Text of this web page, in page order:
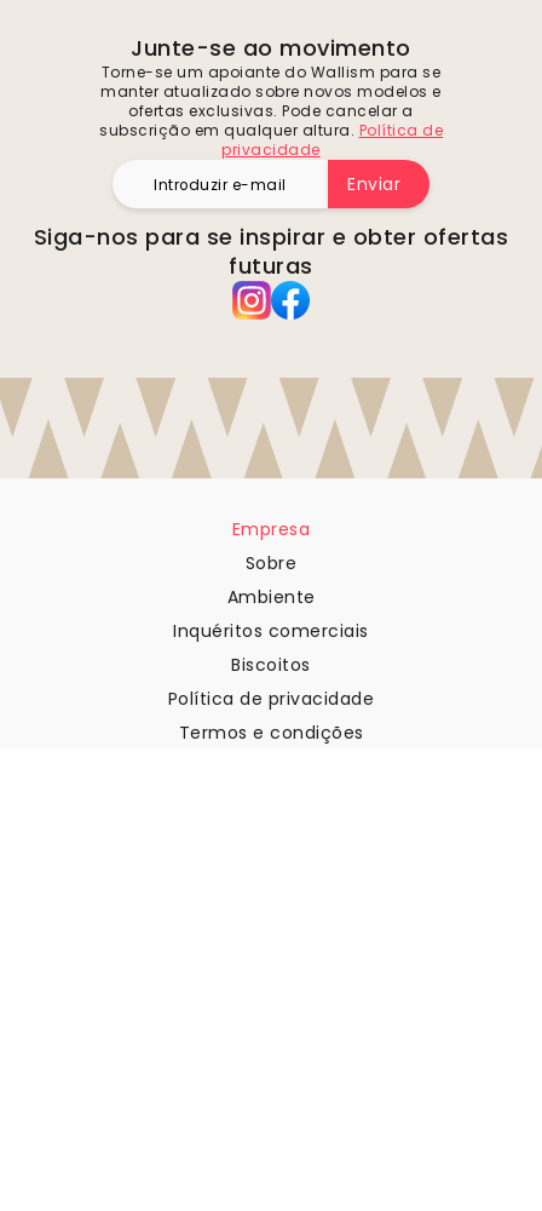
Junte-se ao movimento
Torne-se um apoiante do Wallism para se
manter atualizado sobre novos modelos e
ofertas exclusivas. Pode cancelar a
subscrição em qualquer altura. Política de
privacidade
Enviar
Siga-nos para se inspirar e obter ofertas
futuras
Empresa
Sobre
Ambiente
Inquéritos comerciais
Biscoitos
Política de privacidade
Termos e condições